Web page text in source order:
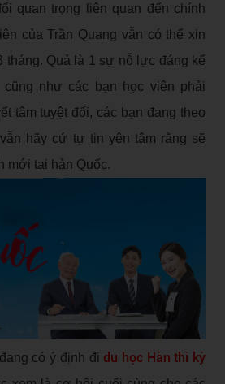
quan trọng liên quan đến chính
của Trần Quang vẫn có thể xin
tháng. Quả là 1 sự nỗ lực đáng kể
cũng như các bạn học viên phải
tâm tuyệt đối, các bạn đang theo
hãy cứ tự tin yên tâm rằng sẽ
mới tại hàn Quốc.
có ý định đi du học Hàn thì kỳ